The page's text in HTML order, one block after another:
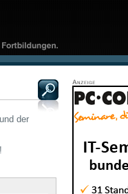
der